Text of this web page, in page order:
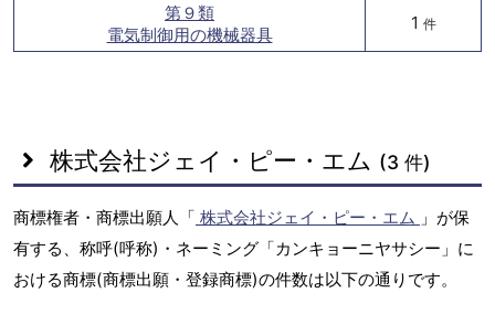
第９類
電気制御用の機械器具
1 件
株式会社ジェイ・ピー・エム (3 件)
商標権者・商標出願人「 株式会社ジェイ・ピー・エム 」が保
有する、称呼(呼称)・ネーミング「カンキョーニヤサシー」に
おける商標(商標出願・登録商標)の件数は以下の通りです。